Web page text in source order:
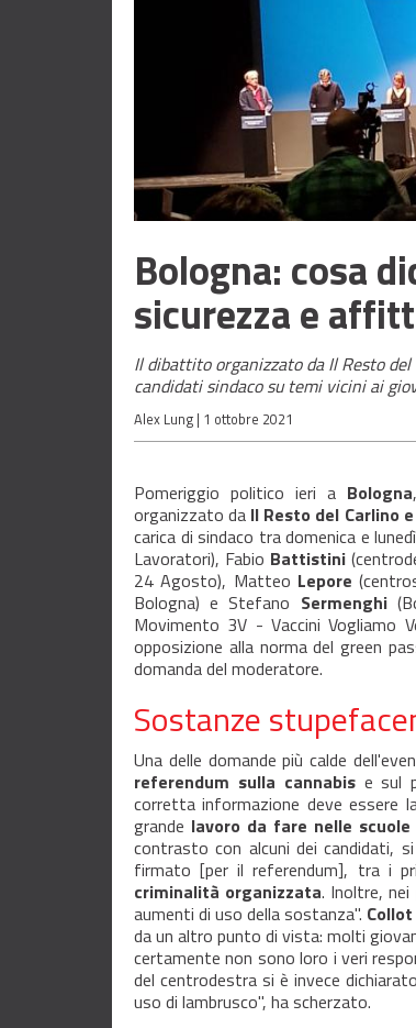
Bologna: cosa
sicurezza e
Il dibattito organizzato da Il Resto
candidati sindaco su temi vicini ai
Alex Lung | 1 ottobre 2021
Pomeriggio politico ieri a Bologna
organizzato da Il Resto del Carlino
carica di sindaco tra domenica e
Lavoratori), Fabio Battistini
24 Agosto), Matteo Lepore
Bologna) e Stefano Sermenghi
Movimento 3V - Vaccini Vogliamo
opposizione alla norma del green
domanda del moderatore.
Sostanze
Una delle domande più calde
referendum sulla cannabis e sul
corretta informazione deve essere
grande lavoro da fare nelle scuole
contrasto con alcuni dei candidati,
firmato [per il referendum], tra i
criminalità organizzata. Inoltre,
aumenti di uso della sostanza". Collot
da un altro punto di vista: molti
certamente non sono loro i veri
del centrodestra si è invece dichiarato
uso di lambrusco", ha scherzato.